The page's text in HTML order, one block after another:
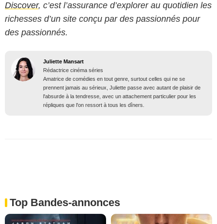
Discover, c’est l’assurance d’explorer au quotidien les
richesses d’un site conçu par des passionnés pour
des passionnés.
Juliette Mansart
Rédactrice cinéma séries
Amatrice de comédies en tout genre, surtout celles qui ne se
prennent jamais au sérieux, Juliette passe avec autant de plaisir de
l'absurde à la tendresse, avec un attachement particulier pour les
répliques que l'on ressort à tous les dîners.
Top Bandes-annonces